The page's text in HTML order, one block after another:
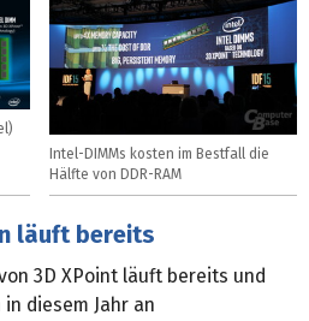
Intel-DIMMs kosten im Bestfall die
Hälfte von DDR-RAM
läuft bereits
3D XPoint läuft bereits und
diesem Jahr an